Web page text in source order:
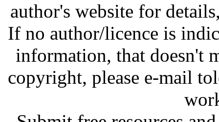
author's website for
If no author/licence is
information, that doesn't
copyright, please e-mail